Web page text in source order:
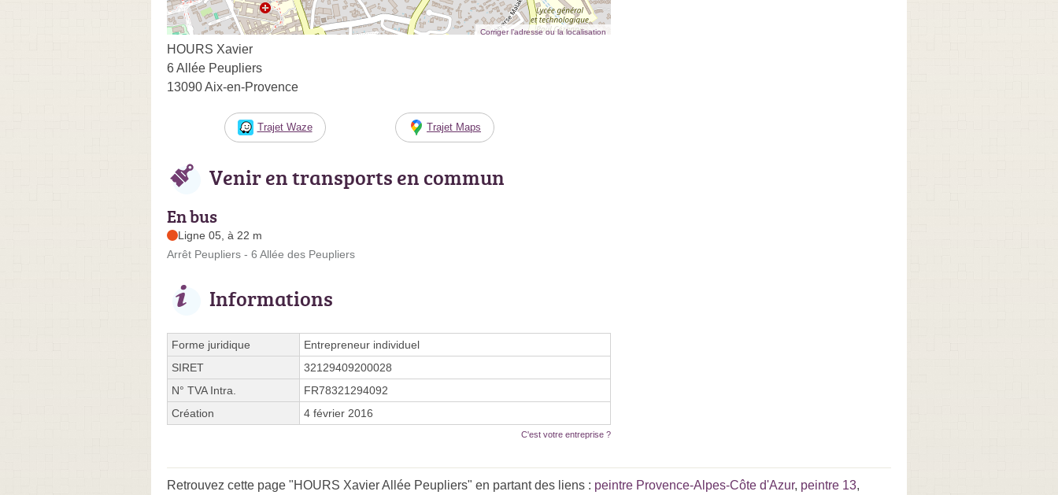
Corriger l’adresse ou la localisation
HOURS Xavier
6 Allée Peupliers
13090 Aix-en-Provence
Trajet Waze Trajet Maps
Venir en transports en commun
En bus
Ligne 05, à 22 m
Arrêt Peupliers - 6 Allée des Peupliers
Informations
Forme juridique
Entrepreneur individuel
SIRET
32129409200028
N° TVA Intra.
FR78321294092
Création
4 février 2016
C'est votre entreprise ?
Retrouvez cette page "HOURS Xavier Allée Peupliers" en partant des liens : peintre Provence-Alpes-Côte d'Azur, peintre 13,